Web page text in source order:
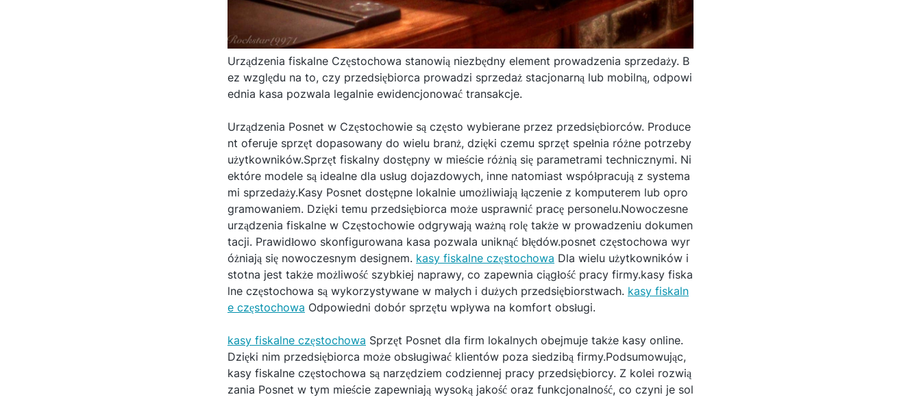
Urządzenia fiskalne Częstochowa stanowią niezbędny element prowadzenia sprzedaży. B
ez względu na to, czy przedsiębiorca prowadzi sprzedaż stacjonarną lub mobilną, odpowi
ednia kasa pozwala legalnie ewidencjonować transakcje.
Urządzenia Posnet w Częstochowie są często wybierane przez przedsiębiorców. Produce
nt oferuje sprzęt dopasowany do wielu branż, dzięki czemu sprzęt spełnia różne potrzeby
użytkowników.Sprzęt fiskalny dostępny w mieście różnią się parametrami technicznymi. Ni
ektóre modele są idealne dla usług dojazdowych, inne natomiast współpracują z systema
mi sprzedaży.Kasy Posnet dostępne lokalnie umożliwiają łączenie z komputerem lub opro
gramowaniem. Dzięki temu przedsiębiorca może usprawnić pracę personelu.Nowoczesne
urządzenia fiskalne w Częstochowie odgrywają ważną rolę także w prowadzeniu dokumen
tacji. Prawidłowo skonfigurowana kasa pozwala uniknąć błędów.posnet częstochowa wyr
óżniają się nowoczesnym designem. kasy fiskalne częstochowa Dla wielu użytkowników i
stotna jest także możliwość szybkiej naprawy, co zapewnia ciągłość pracy firmy.kasy fiska
lne częstochowa są wykorzystywane w małych i dużych przedsiębiorstwach. kasy fiskaln
e częstochowa Odpowiedni dobór sprzętu wpływa na komfort obsługi.
kasy fiskalne częstochowa Sprzęt Posnet dla firm lokalnych obejmuje także kasy online.
Dzięki nim przedsiębiorca może obsługiwać klientów poza siedzibą firmy.Podsumowując,
kasy fiskalne częstochowa są narzędziem codziennej pracy przedsiębiorcy. Z kolei rozwią
zania Posnet w tym mieście zapewniają wysoką jakość oraz funkcjonalność, co czyni je sol